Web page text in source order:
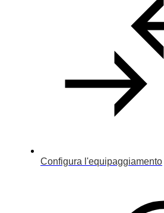
Configura l'equipaggiamento